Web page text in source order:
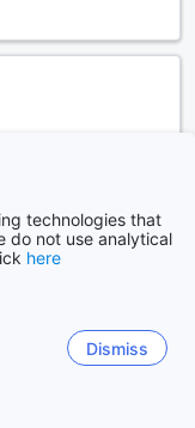
technologies that
do not use analytical
here
Dismiss